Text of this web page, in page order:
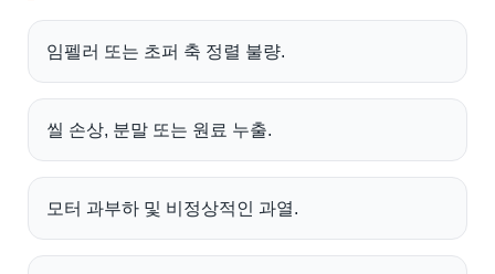
임펠러 또는 초퍼 축 정렬 불량.
씰 손상, 분말 또는 원료 누출.
모터 과부하 및 비정상적인 과열.